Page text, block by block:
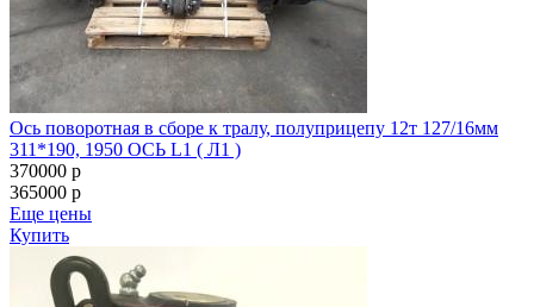
Рычаг регулировочный лев. автом эвольвентный шлиц а/м
5440,544069 МАЗ
1250p
600p
Еще цены
Арт: 64226-3502135-10
Купить